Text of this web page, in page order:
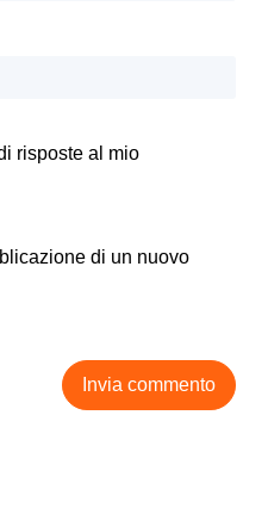
risposte al mio
di un nuovo